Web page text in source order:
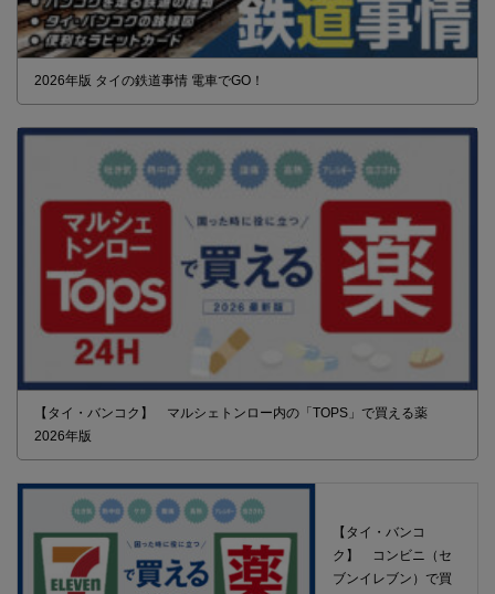
2026年版 タイの鉄道事情 電車でGO！
【タイ・バンコク】 マルシェトンロー内の「TOPS」で買える薬
2026年版
【タイ・バンコ
ク】 コンビニ（セ
ブンイレブン）で買